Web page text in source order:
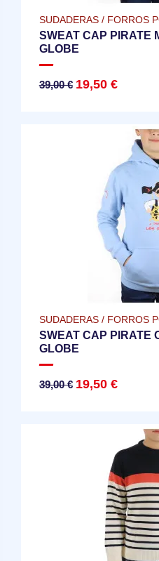
SUDADERAS / FORROS
SWEAT CAP PIRATE
GLOBE
39,00 € 19,50 €
SUDADERAS / FORROS
SWEAT CAP PIRATE
GLOBE
39,00 € 19,50 €